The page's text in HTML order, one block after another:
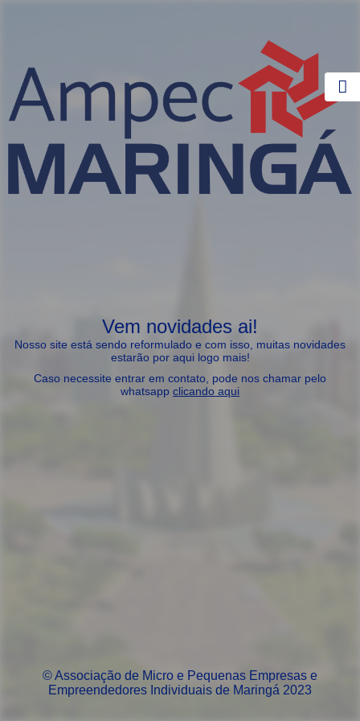
Vem novidades ai!
Nosso site está sendo reformulado e com isso, muitas novidades
estarão por aqui logo mais!
Caso necessite entrar em contato, pode nos chamar pelo
whatsapp clicando aqui
© Associação de Micro e Pequenas Empresas e
Empreendedores Individuais de Maringá 2023